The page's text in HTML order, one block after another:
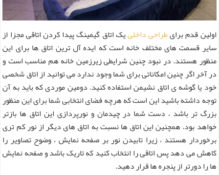
اولین قدم برایطراحی داخلییک اتاق گیمینگ پیدا کردن اتاقی مجزا از
سایر قسمت های مختلف خانه است که ایده آل ترین اتاق ها برای این
منظور هستند. در نبود چنین شرایطی زیرزمین خانه هم مناسب است و
در آخر اگر چنین امکاناتی برای شما وجود ندارد می توانید از اتاق شخصی
خود یا گوشه ی اتاق نشیمن استفاده کنید. دومین موردی که باید به آن
توجه داشته باشید این است که هرچه فضای انتخابی شما برای این منظور
بزرگ تر باشد ، دست شما در چیدمان و نورپردازی این اتاق ها بازتر
خواهد بود. همچنین این اتاق ها نسبت به اتاق های دیگر از نور کم تری
برخوردار هستند ، زیرا تابیدن نور بر صفحه نمایش ، وضوح تصاویر را
کاهش می دهد پس اتاقی را انتخاب کنید که تاریک باشد و صفحه نمایش
ها را دورتر از پنجره ها قرار دهید.